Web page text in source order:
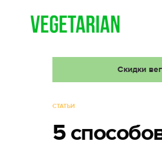
Скидки
СТАТЬИ
5